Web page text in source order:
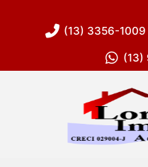
(13) 3356-1009